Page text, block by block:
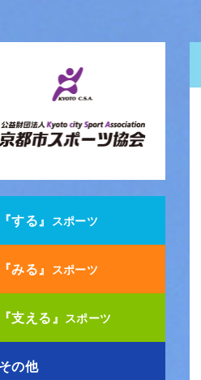
『する』 スポーツ
『みる』 スポーツ
『支える』 スポーツ
その他